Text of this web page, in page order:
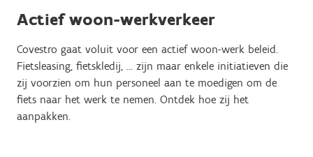
Actief woon-werkverkeer
Covestro gaat voluit voor een actief woon-werk beleid.
Fietsleasing, fietskledij, ... zijn maar enkele initiatieven die
zij voorzien om hun personeel aan te moedigen om de
fiets naar het werk te nemen. Ontdek hoe zij het
aanpakken.